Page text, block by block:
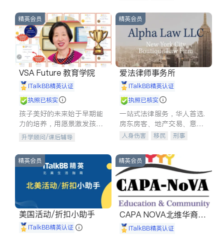
商铺租售
开发商建商
精英会员
VSA Future 教育学院
iTalkBB精英认证
执照已核实
孩子美好的未来始于早期能
力的培养，用愿景激发孩子
的学习潜力和动力。理念：
拥有成长型心态是成功的基
石。
升学顾问/课后辅导
精英会员
爱法律师事务所
iTalkBB精英认证
执照已核实
一站式法律服务，华人首选.
房东房客、地产交易、意外
伤害、车祸重伤、商业诉
建筑合同、刑事案件全包办
人身伤害 移民
刑事
信托/遗嘱
商业
索赔
律师-其它 保释
精英会员
美国活动/折扣小助手
iTalkBB精英认证
精英会员
CAPA NOVA北维华裔家
长会iTalkBB精英认证